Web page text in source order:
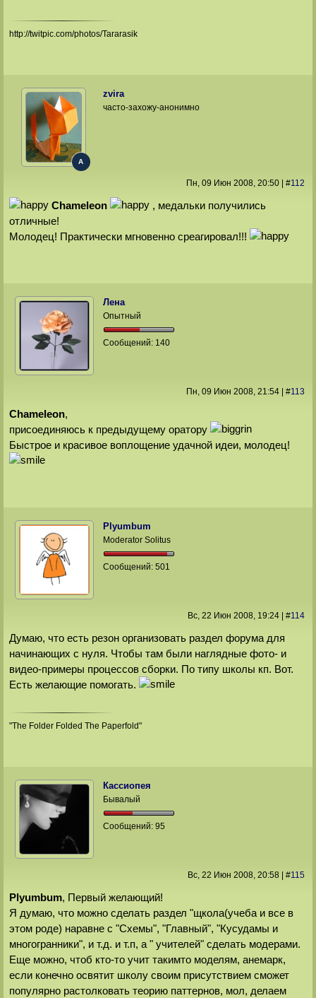
http://twitpic.com/photos/Tararasik
zvira
A
часто-захожу-анонимно
Пн, 09 Июн 2008, 20:50| #112
Chameleon
, медальки получились
отличные!
Молодец! Практически мгновенно среагировал!!!
Лена
Опытный
Сообщений: 140
Пн, 09 Июн 2008, 21:54| #113
Chameleon,
присоединяюсь к предыдущему оратору
Быстрое и красивое воплощение удачной идеи, молодец!
Plyumbum
Moderator Solitus
Сообщений:501
Вс, 22 Июн 2008, 19:24| #114
Думаю, что есть резон организовать раздел форума для
начинающих с нуля. Чтобы там были наглядные фото- и
видео-примеры процессов сборки. По типу школы кп. Вот.
Есть желающие помогать.
"The Folder Folded The Paperfold"
Кассиопея
Бывалый
Сообщений:95
Вс, 22 Июн 2008, 20:58| #115
Plyumbum, Первый желающий!
Я думаю, что можно сделать раздел "щкола(учеба и все в
этом роде) наравне с "Схемы", "Главный", "Кусудамы и
многогранники", и т.д. и т.п, а " учителей" сделать модерами.
Еще можно, чтоб кто-то учит такимто моделям, анемарк,
если конечно освятит школу своим присутствием сможет
популярно растолковать теорию паттернов, мол, делаем